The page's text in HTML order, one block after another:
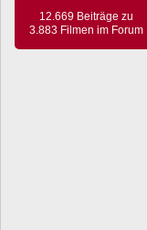
12.669 Beiträge zu
3.883 Filmen im Forum